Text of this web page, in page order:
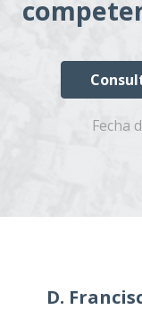
Fecha
D.